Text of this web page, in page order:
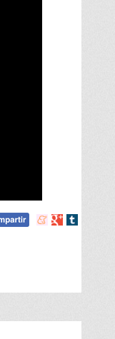
Compartir
Compartir
Compartir